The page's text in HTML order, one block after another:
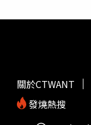
關於CTWANT
發燒熱搜